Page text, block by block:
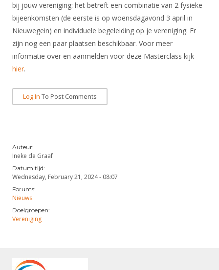
Geschiedenis van het schermen
bij jouw vereniging: het betreft een combinatie van 2 fysieke
bijeenkomsten (de eerste is op woensdagavond 3 april in
Nieuwegein) en individuele begeleiding op je vereniging. Er
zijn nog een paar plaatsen beschikbaar. Voor meer
informatie over en aanmelden voor deze Masterclass kijk
hier.
Log In To Post Comments
Auteur:
Ineke de Graaf
Datum tijd:
Wednesday, February 21, 2024 - 08:07
Forums:
Nieuws
Doelgroepen:
Vereniging